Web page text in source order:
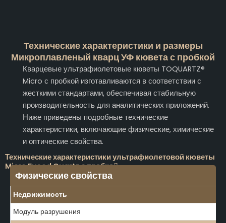
Технические характеристики и размеры
Микроплавленый кварц УФ кювета с пробкой
Кварцевые ультрафиолетовые кюветы TOQUARTZ®
Micro с пробкой изготавливаются в соответствии с
жесткими стандартами, обеспечивая стабильную
производительность для аналитических приложений.
Ниже приведены подробные технические
характеристики, включающие физические, химические
и оптические свойства.
Технические характеристики ультрафиолетовой кюветы
Micro Fused Quartz с пробкой
Физические свойства
Недвижимость
Модуль разрушения